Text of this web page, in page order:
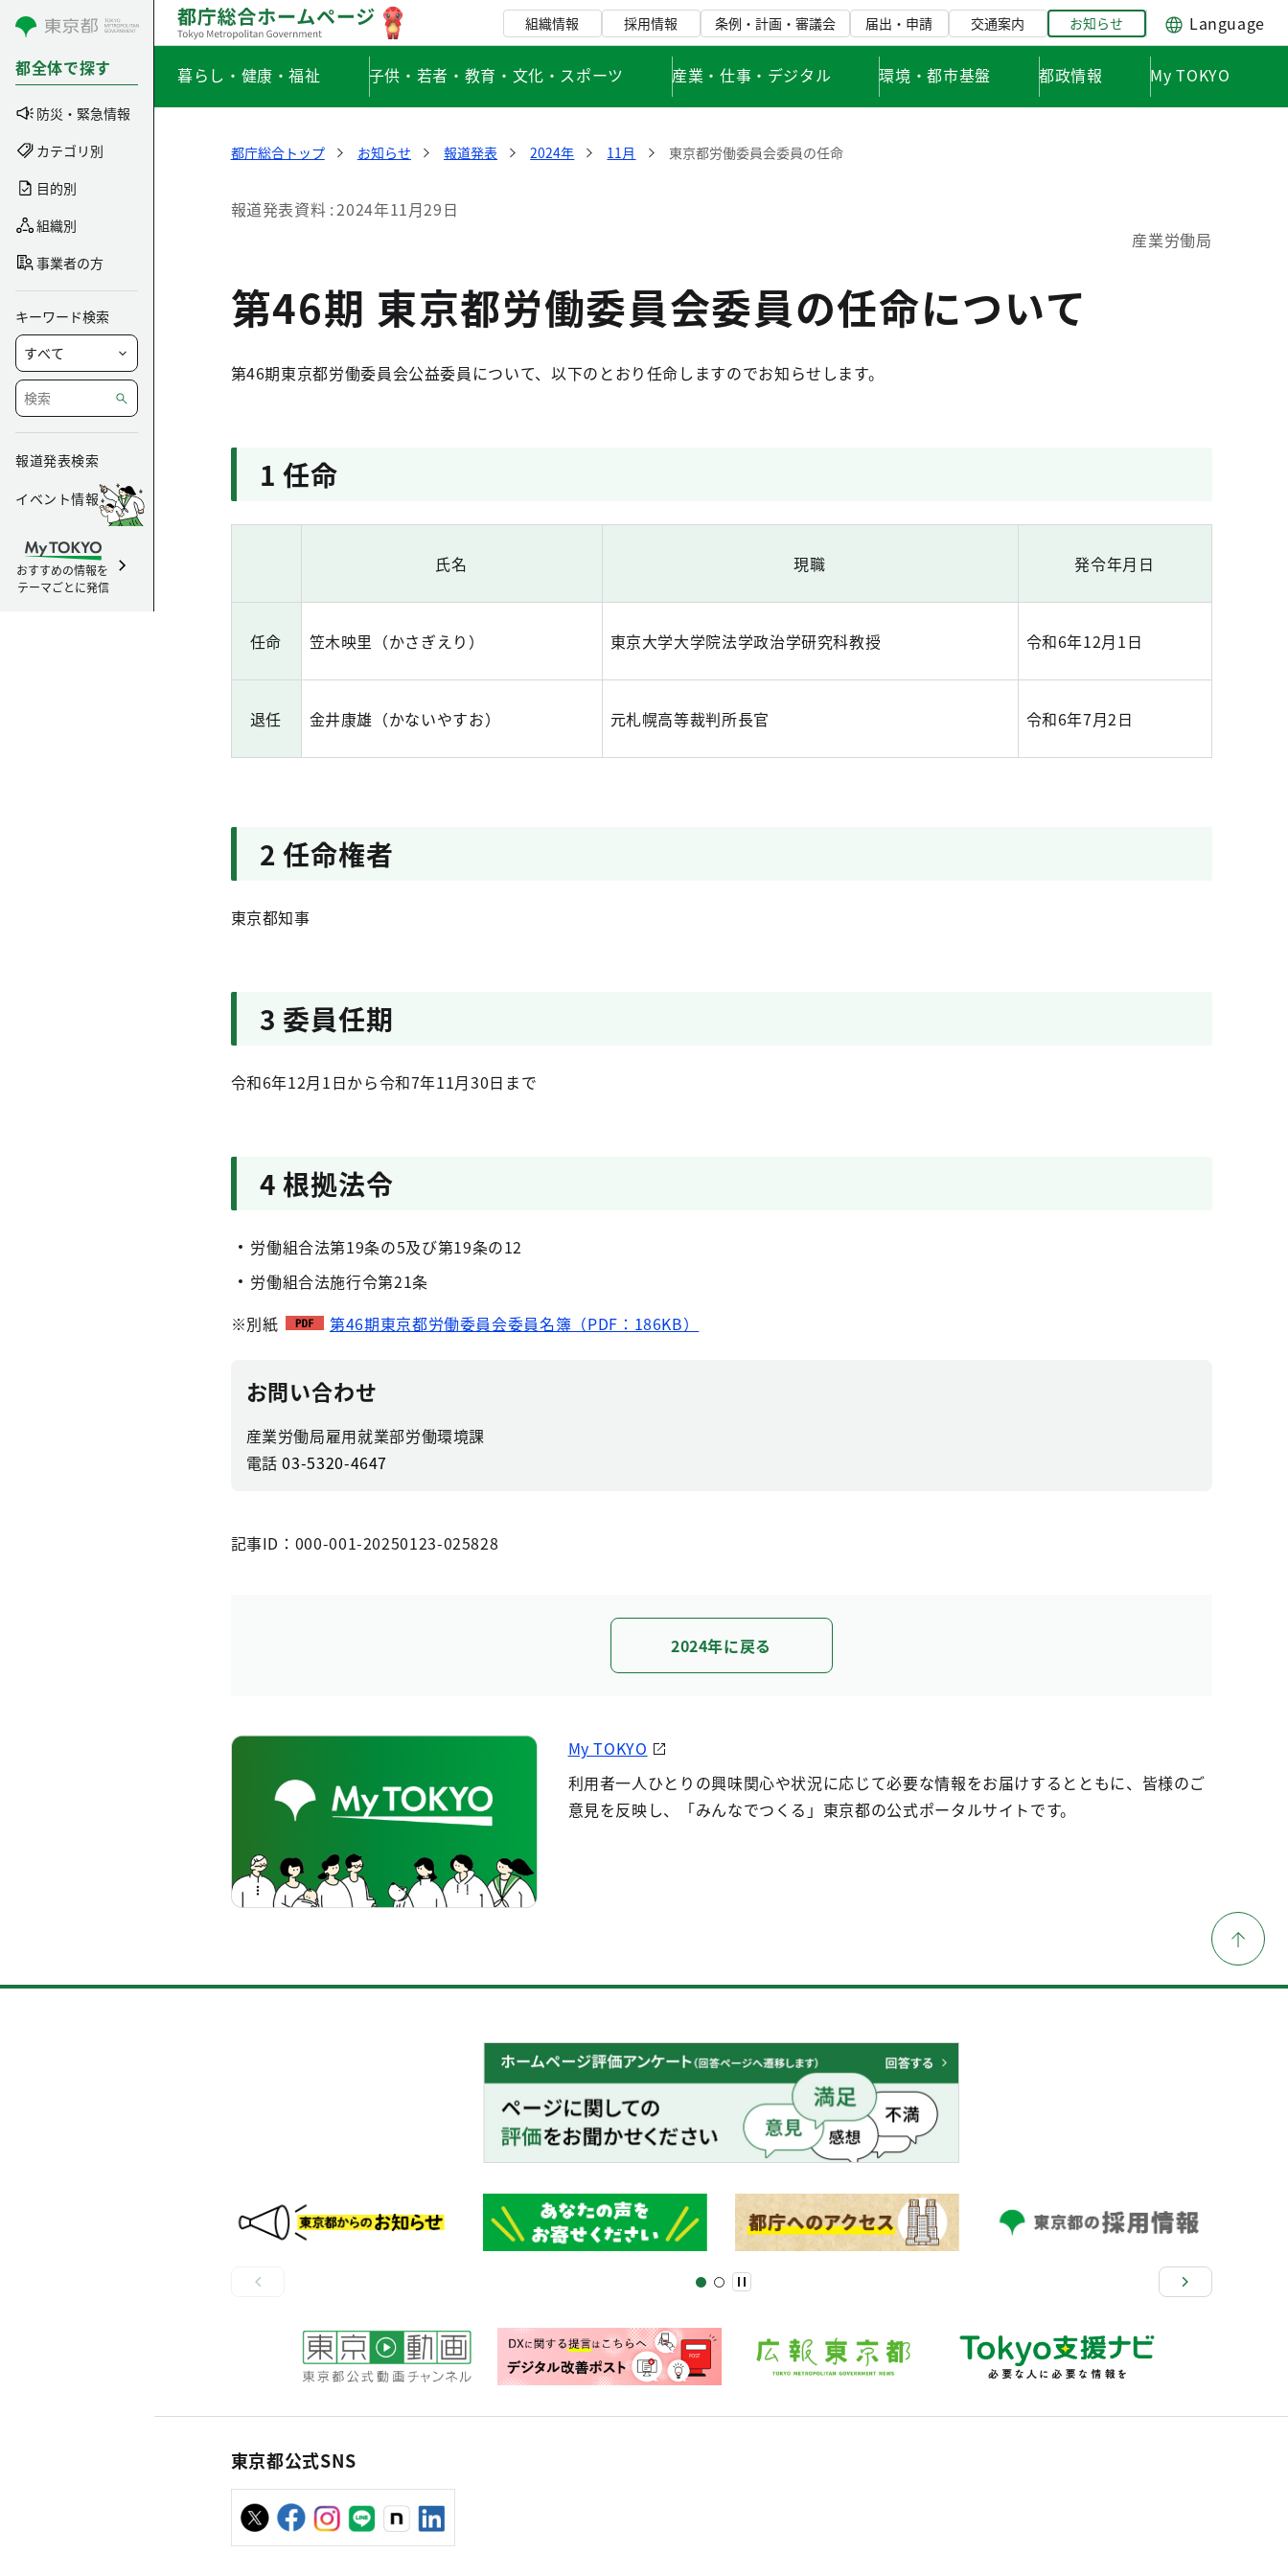
コンテンツにスキップ
都全体で探す
防災・緊急情報
カテゴリ別
目的別
組織別
事業者の方
キーワード検索
報道発表検索
イベント情報
おすすめの情報を
テーマごとに発信
組織情報 採用情報 条例・計画・審議会 届出・申請 交通案内 お知らせ Language
暮らし・健康・福祉 子供・若者・教育・文化・スポーツ 産業・仕事・デジタル 環境・都市基盤 都政情報 My TOKYO
都庁総合トップ お知らせ 報道発表 2024年 11月 東京都労働委員会委員の任命
報道発表資料 2024年11月29日
産業労働局
第46期 東京都労働委員会委員の任命について
第46期東京都労働委員会公益委員について、以下のとおり任命しますのでお知らせします。
1 任命
氏名 現職 発令年月日
任命 笠木映里（かさぎえり） 東京大学大学院法学政治学研究科教授 令和6年12月1日
退任 金井康雄（かないやすお） 元札幌高等裁判所長官 令和6年7月2日
2 任命権者
東京都知事
3 委員任期
令和6年12月1日から令和7年11月30日まで
4 根拠法令
労働組合法第19条の5及び第19条の12
労働組合法施行令第21条
※別紙
第46期東京都労働委員会委員名簿（PDF：186KB）
お問い合わせ
産業労働局雇用就業部労働環境課
電話03-5320-4647
記事ID：000-001-20250123-025828
2024年に戻る
My TOKYO
利用者一人ひとりの興味関心や状況に応じて必要な情報をお届けするとともに、皆様のご
意見を反映し、「みんなでつくる」東京都の公式ポータルサイトです。
東京都公式SNS